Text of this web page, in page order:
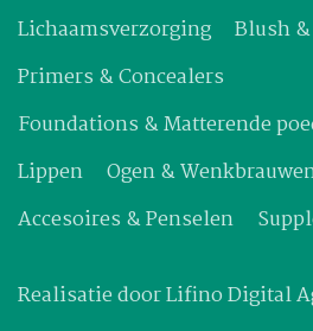
Lichaamsverzorging
Blush
Primers & Concealers
Foundations & Matterende
Lippen
Ogen &
Accesoires & Penselen
Realisatie doorLifino Digital